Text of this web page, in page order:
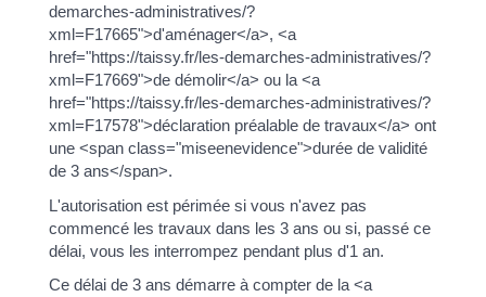
demarches-administratives/?
xml=F17665">d'aménager</a>, <a
href="https://taissy.fr/les-demarches-administratives/?
xml=F17669">de démolir</a> ou la <a
href="https://taissy.fr/les-demarches-administratives/?
xml=F17578">déclaration préalable de travaux</a> ont
une <span class="miseenevidence">durée de validité
de 3 ans</span>.
L'autorisation est périmée si vous n'avez pas
commencé les travaux dans les 3 ans ou si, passé ce
délai, vous les interrompez pendant plus d'1 an.
Ce délai de 3 ans démarre à compter de la <a